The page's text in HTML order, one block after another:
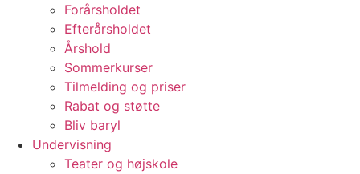
Forårsholdet
Efterårsholdet
Årshold
Sommerkurser
Tilmelding og priser
Rabat og støtte
Bliv baryl
Undervisning
Teater og højskole